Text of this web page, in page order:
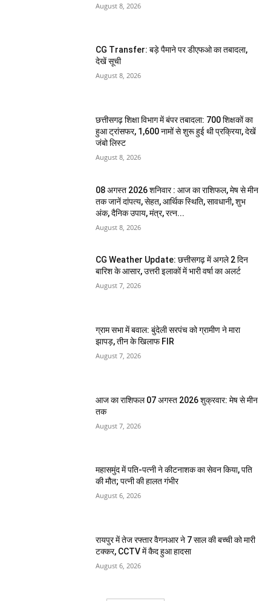
August 8, 2026
CG Transfer: बड़े पैमाने पर डीएफओ का तबादला,
देखें सूची
August 8, 2026
छत्तीसगढ़ शिक्षा विभाग में बंपर तबादला: 700 शिक्षकों का
हुआ ट्रांसफर, 1,600 नामों से शुरू हुई थी प्रक्रिया, देखें
जंबो लिस्ट
August 8, 2026
08 अगस्त 2026 शनिवार : आज का राशिफल, मेष से मीन
तक जानें दांपत्य, सेहत, आर्थिक स्थिति, सावधानी, शुभ
अंक, दैनिक उपाय, मंत्र, रत्न...
August 8, 2026
CG Weather Update: छत्तीसगढ़ में अगले 2 दिन
बारिश के आसार, उत्तरी इलाकों में भारी वर्षा का अलर्ट
August 7, 2026
ग्राम सभा में बवाल: बुंदेली सरपंच को ग्रामीण ने मारा
झापड़, तीन के खिलाफ FIR
August 7, 2026
आज का राशिफल 07 अगस्त 2026 शुक्रवार: मेष से मीन
तक
August 7, 2026
महासमुंद में पति-पत्नी ने कीटनाशक का सेवन किया, पति
की मौत; पत्नी की हालत गंभीर
August 6, 2026
रायपुर में तेज रफ्तार वैगनआर ने 7 साल की बच्ची को मारी
टक्कर, CCTV में कैद हुआ हादसा
August 6, 2026